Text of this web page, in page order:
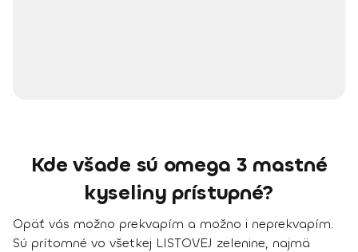
Kde všade sú omega 3 mastné
kyseliny prístupné?
Opäť vás možno prekvapím a možno i neprekvapím.
Sú prítomné vo všetkej LISTOVEJ zelenine, najmä